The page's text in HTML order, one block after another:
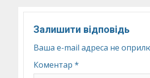
Залишити відповідь
Ваша e-mail адреса не
Коментар *